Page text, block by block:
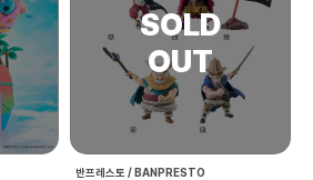
반프레스토 / BANPRESTO